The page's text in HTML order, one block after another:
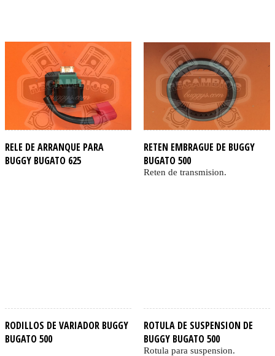
RELE DE ARRANQUE PARA
BUGGY BUGATO 625
RETEN EMBRAGUE DE BUGGY
BUGATO 500
Reten de transmision.
RODILLOS DE VARIADOR BUGGY
BUGATO 500
ROTULA DE SUSPENSION DE
BUGGY BUGATO 500
Rotula para suspension.